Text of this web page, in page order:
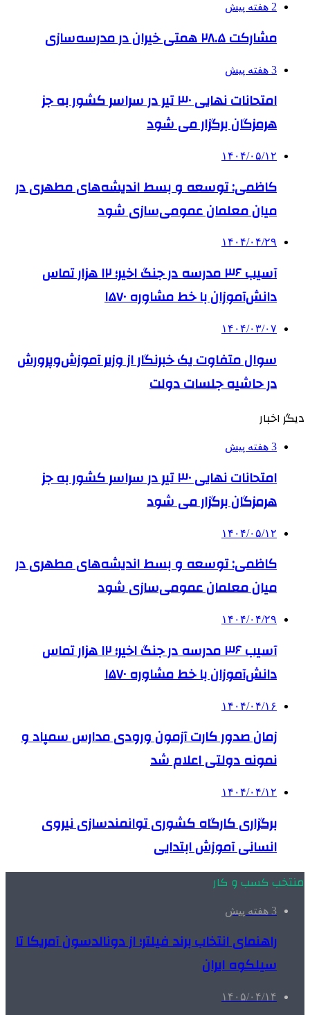
2 هفته پیش
مشارکت ۲۸.۵ همتی خیران در مدرسه‌سازی
3 هفته پیش
امتحانات نهایی ۳۰ تیر در سراسر کشور به جز
هرمزگان برگزار می شود
۱۴۰۴/۰۵/۱۲
کاظمی: توسعه و بسط اندیشه‌های مطهری در
میان معلمان عمومی‌سازی شود
۱۴۰۴/۰۴/۲۹
آسیب ۳۶ مدرسه در جنگ اخیر؛ ۱۲ هزار تماس
دانش‌آموزان با خط مشاوره ۱۵۷۰
۱۴۰۴/۰۳/۰۷
سوال متفاوت یک خبرنگار از وزیر آموزش‌وپرورش
در حاشیه جلسات دولت
دیگر اخبار
3 هفته پیش
امتحانات نهایی ۳۰ تیر در سراسر کشور به جز
هرمزگان برگزار می شود
۱۴۰۴/۰۵/۱۲
کاظمی: توسعه و بسط اندیشه‌های مطهری در
میان معلمان عمومی‌سازی شود
۱۴۰۴/۰۴/۲۹
آسیب ۳۶ مدرسه در جنگ اخیر؛ ۱۲ هزار تماس
دانش‌آموزان با خط مشاوره ۱۵۷۰
۱۴۰۴/۰۴/۱۶
زمان صدور کارت آزمون ورودی مدارس سمپاد و
نمونه دولتی اعلام شد
۱۴۰۴/۰۴/۱۲
برگزاری کارگاه کشوری توانمندسازی نیروی
انسانی آموزش ابتدایی
منتخب کسب و کار
3 هفته پیش
راهنمای انتخاب برند فیلتر؛ از دونالدسون آمریکا تا
سیلکوه ایران
۱۴۰۵/۰۴/۱۴